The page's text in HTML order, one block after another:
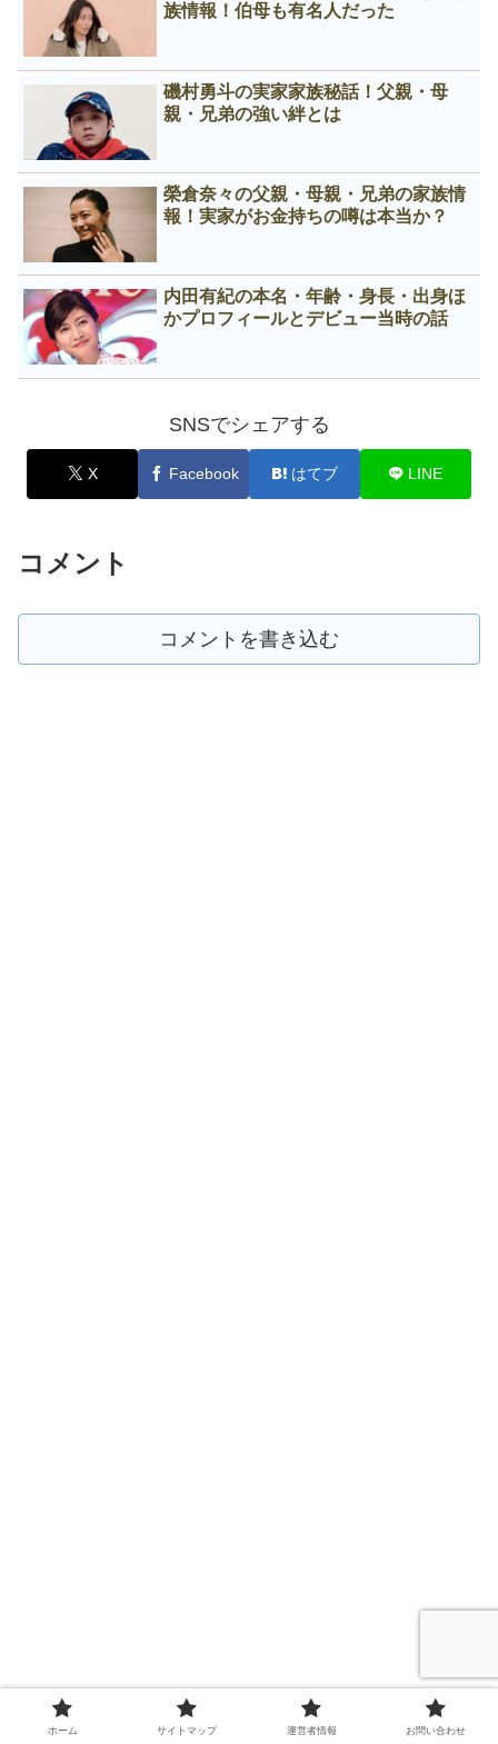
族情報！伯母も有名人だった
磯村勇斗の実家家族秘話！父親・母
親・兄弟の強い絆とは
榮倉奈々の父親・母親・兄弟の家族情
報！実家がお金持ちの噂は本当か？
内田有紀の本名・年齢・身長・出身ほ
かプロフィールとデビュー当時の話
SNSでシェアする
X Facebook はてブ LINE
コメント
コメントを書き込む
ホーム サイトマップ 運営者情報 お問い合わせ